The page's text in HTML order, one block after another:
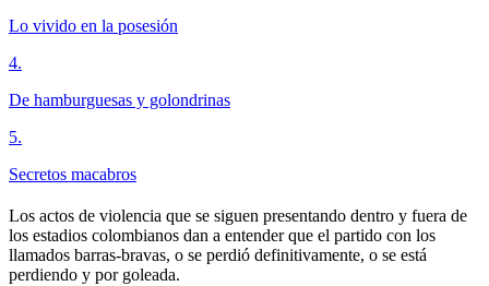
Lo vivido en la posesión
4.
De hamburguesas y golondrinas
5.
Secretos macabros
Los actos de violencia que se siguen presentando dentro y fuera de
los estadios colombianos dan a entender que el partido con los
llamados barras-bravas, o se perdió definitivamente, o se está
perdiendo y por goleada.